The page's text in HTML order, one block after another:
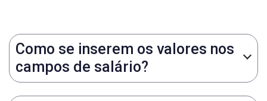
Como se inserem os valores nos
campos de salário?